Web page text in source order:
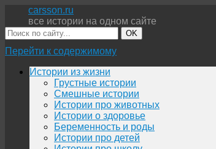
carsson.ru
все истории на одном сайте
OK
Перейти к содержимому
Истории из жизни
Грустные истории
Смешные истории
Истории про животных
Истории о здоровье
Беременность и роды
Истории про детей